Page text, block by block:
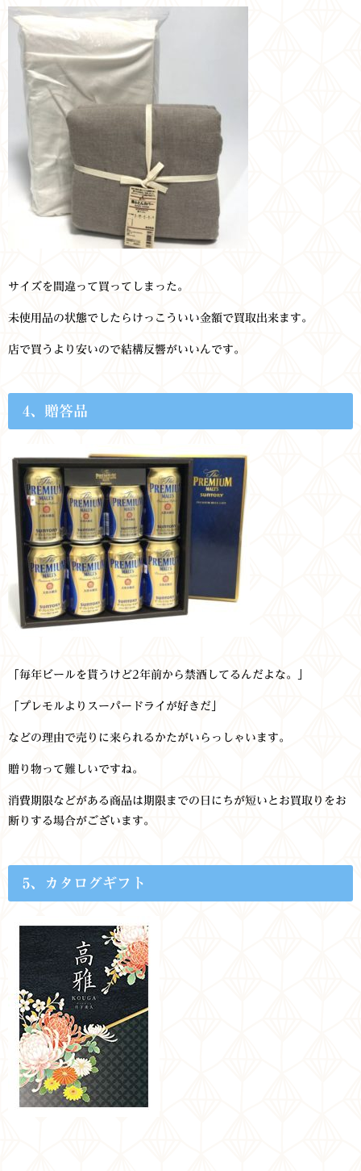
サイズを間違って買ってしまった。
未使用品の状態でしたらけっこういい金額で買取出来ます。
店で買うより安いので結構反響がいいんです。
4、贈答品
「毎年ビールを貰うけど2年前から禁酒してるんだよな。」
「プレモルよりスーパードライが好きだ」
などの理由で売りに来られるかたがいらっしゃいます。
贈り物って難しいですね。
消費期限などがある商品は期限までの日にちが短いとお買取りをお
断りする場合がございます。
5、カタログギフト